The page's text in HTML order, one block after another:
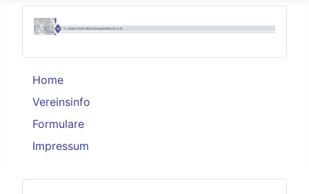
Home
Vereinsinfo
Formulare
Impressum